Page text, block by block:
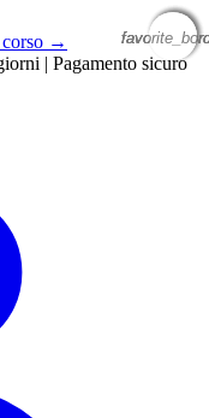
corso →
| Pagamento sicuro